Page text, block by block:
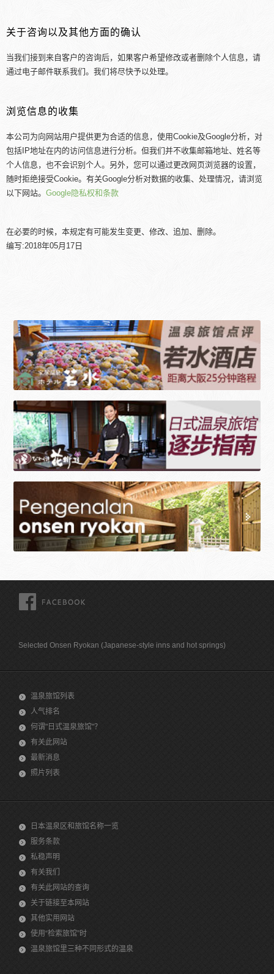
关于咨询以及其他方面的确认
当我们接到来自客户的咨询后，如果客户希望修改或者删除个人信息，请
通过电子邮件联系我们。我们将尽快予以处理。
浏览信息的收集
本公司为向网站用户提供更为合适的信息，使用Cookie及Google分析，对
包括IP地址在内的访问信息进行分析。但我们并不收集邮箱地址、姓名等
个人信息，也不会识别个人。另外，您可以通过更改网页浏览器的设置，
随时拒绝接受Cookie。有关Google分析对数据的收集、处理情况，请浏览
以下网站。 Google隐私权和条款
在必要的时候，本规定有可能发生变更、修改、追加、删除。
编写:2018年05月17日
Selected Onsen Ryokan (Japanese-style inns and hot springs)
温泉旅馆列表
人气排名
何谓"日式温泉旅馆"？
有关此网站
最新消息
照片列表
日本温泉区和旅馆名称一览
服务条款
私稳声明
有关我们
有关此网站的查询
关于链接至本网站
其他实用网站
使用“检索旅馆”时
温泉旅馆里三种不同形式的温泉